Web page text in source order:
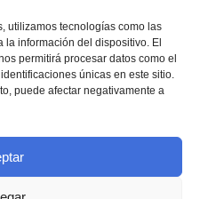
utilizamos tecnologías como las
información del dispositivo. El
permitirá procesar datos como el
únicas en este sitio.
puede afectar negativamente a